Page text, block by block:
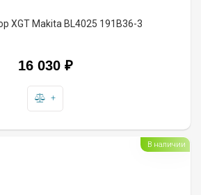
XGT Makita BL4025 191B36-3
16 030 ₽
+
В наличии